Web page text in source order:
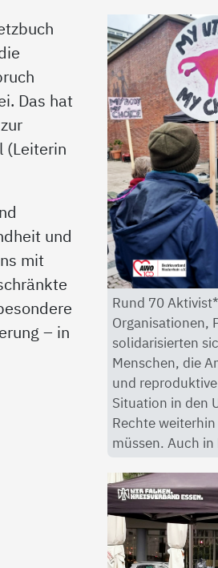
Das hat
(Leiterin
und
mit
– in
Rund 70
Organisationen,
solidarisierten
Menschen, die
und
Situation in den
Rechte
müssen. Auch